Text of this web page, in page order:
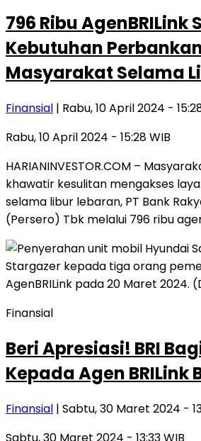
796 Ribu AgenBRILink
Kebutuhan
Masyarakat Selama
Finansial | Rabu, 10 April 2024 -
Rabu, 10 April 2024 - 15:28 WIB
HARIANINVESTOR.COM –
khawatir kesulitan mengakses
selama libur lebaran, PT Bank
(Persero) Tbk melalui 796 ribu
Finansial
Beri Apresiasi! BRI
Kepada Agen BRILink
Finansial | Sabtu, 30 Maret 2024 -